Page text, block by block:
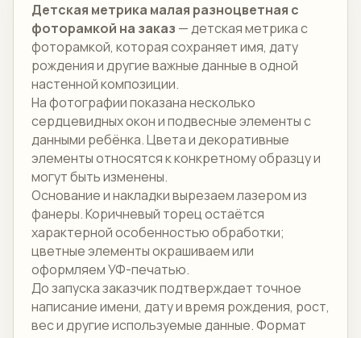
Детская метрика малая разноцветная с
фоторамкой на заказ — детская метрика с
фоторамкой, которая сохраняет имя, дату
рождения и другие важные данные в одной
настенной композиции.
На фотографии показана несколько
сердцевидных окон и подвесные элементы с
данными ребёнка. Цвета и декоративные
элементы относятся к конкретному образцу и
могут быть изменены.
Основание и накладки вырезаем лазером из
фанеры. Коричневый торец остаётся
характерной особенностью обработки;
цветные элементы окрашиваем или
оформляем УФ-печатью.
До запуска заказчик подтверждает точное
написание имени, дату и время рождения, рост,
вес и другие используемые данные. Формат